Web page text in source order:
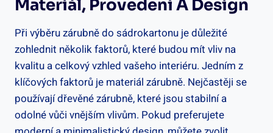
Materiál, Provedení A Design
Při výběru zárubně do sádrokartonu je důležité
zohlednit několik faktorů, které budou mít vliv na
kvalitu a celkový vzhled vašeho interiéru. Jedním z
klíčových faktorů je materiál zárubně. Nejčastěji se
používají dřevěné zárubně, které jsou stabilní a
odolné vůči vnějším vlivům. Pokud preferujete